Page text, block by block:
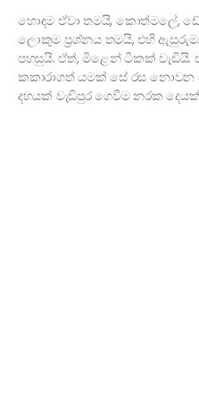
හොඳම ඒවා තමයි, කොත්මලේ,
ලොකුම ප්‍රශ්නය තමයි, එහි
පහසුයි. ඒත්, මිළෙන් ටිකක්
කකාරාගත් යමක් සේ රස
දහයක් වැඩිපුර ගෙවීම නරක